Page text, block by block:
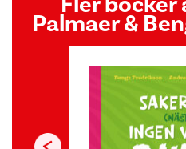
Palmaer &